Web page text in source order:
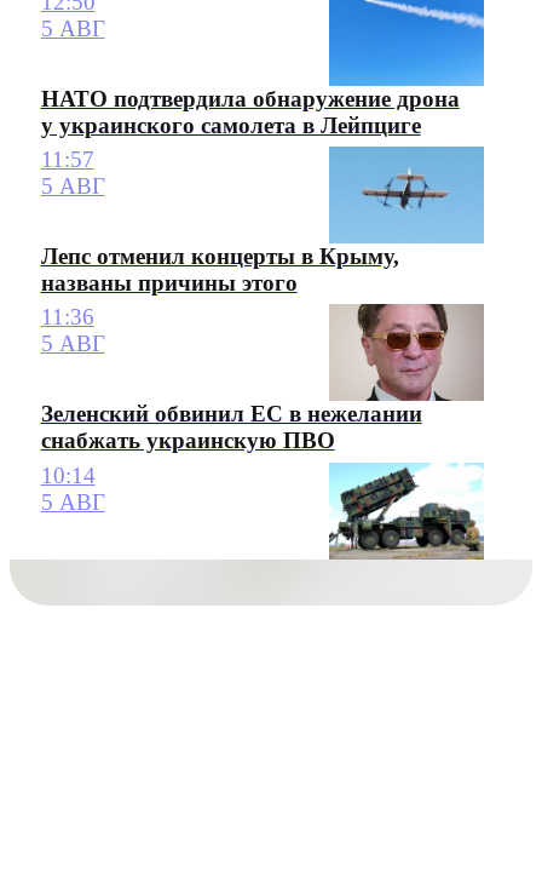
5 АВГ
НАТО подтвердила обнаружение дрона
у украинского самолета в Лейпциге
11:57
5 АВГ
Лепс отменил концерты в Крыму,
названы причины этого
11:36
5 АВГ
Зеленский обвинил ЕС в нежелании
снабжать украинскую ПВО
10:14
5 АВГ